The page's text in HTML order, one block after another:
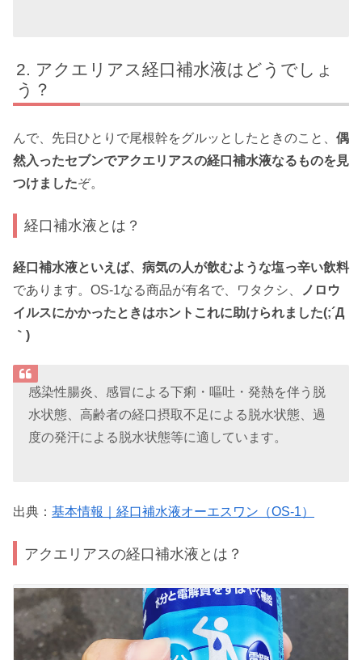
アクエリアス経口補水液はどうでしょ
う？
んで、先日ひとりで尾根幹をグルッとしたときのこと、 偶
然入ったセブンでアクエリアスの経口補水液なるものを見
つけましたぞ。
経口補水液とは？
経口補水液といえば、病気の人が飲むような塩っ辛い飲料
であります。OS-1なる商品が有名で、ワタクシ、
ノロウ
イルスにかかったときはホントこれに助けられました(;´Д
｀)
感染性腸炎、感冒による下痢・嘔吐・発熱を伴う脱
水状態、高齢者の経口摂取不足による脱水状態、過
度の発汗による脱水状態等に適しています。
出典： 基本情報｜経口補水液オーエスワン（OS-1）
アクエリアスの経口補水液とは？